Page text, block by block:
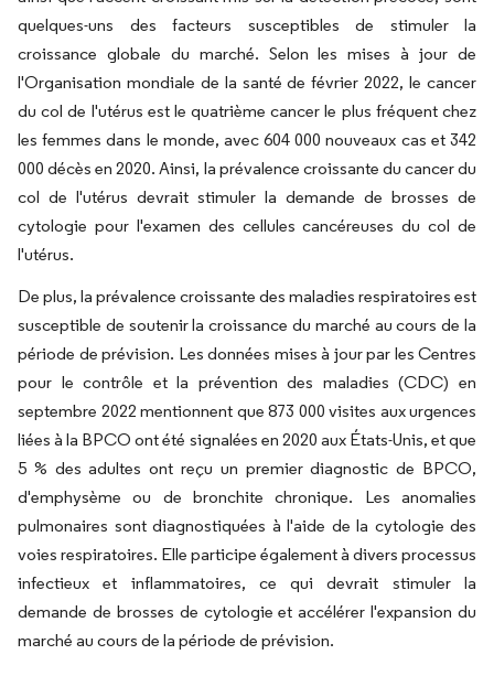
quelques-uns des facteurs susceptibles de stimuler la
croissance globale du marché. Selon les mises à jour de
l'Organisation mondiale de la santé de février 2022, le cancer
du col de l'utérus est le quatrième cancer le plus fréquent chez
les femmes dans le monde, avec 604 000 nouveaux cas et 342
000 décès en 2020. Ainsi, la prévalence croissante du cancer du
col de l'utérus devrait stimuler la demande de brosses de
cytologie pour l'examen des cellules cancéreuses du col de
l'utérus.
De plus, la prévalence croissante des maladies respiratoires est
susceptible de soutenir la croissance du marché au cours de la
période de prévision. Les données mises à jour par les Centres
pour le contrôle et la prévention des maladies (CDC) en
septembre 2022 mentionnent que 873 000 visites aux urgences
liées à la BPCO ont été signalées en 2020 aux États-Unis, et que
5 % des adultes ont reçu un premier diagnostic de BPCO,
d'emphysème ou de bronchite chronique. Les anomalies
pulmonaires sont diagnostiquées à l'aide de la cytologie des
voies respiratoires. Elle participe également à divers processus
infectieux et inflammatoires, ce qui devrait stimuler la
demande de brosses de cytologie et accélérer l'expansion du
marché au cours de la période de prévision.